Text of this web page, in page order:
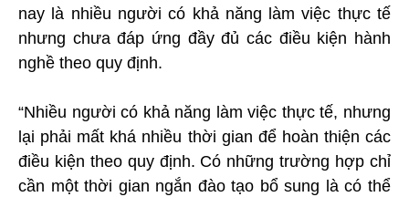
nay là nhiều người có khả năng làm việc thực tế
nhưng chưa đáp ứng đầy đủ các điều kiện hành
nghề theo quy định.
“Nhiều người có khả năng làm việc thực tế, nhưng
lại phải mất khá nhiều thời gian để hoàn thiện các
điều kiện theo quy định. Có những trường hợp chỉ
cần một thời gian ngắn đào tạo bổ sung là có thể